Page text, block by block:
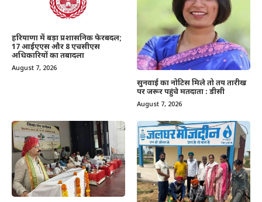
हरियाणा में बड़ा प्रशासनिक फेरबदल;
17 आईएएस और 8 एचसीएस
अधिकारियों का तबादला
August 7, 2026
सुनवाई का नोटिस मिले तो तय तारीख
पर जरूर पहुंचे मतदाता : डीसी
August 7, 2026